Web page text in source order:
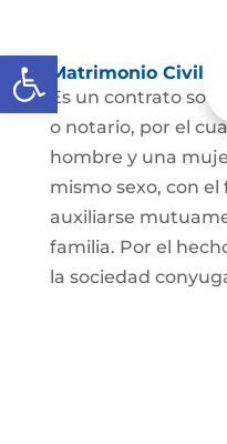
Abrir barra de
Matrimonio Civil
Es un contrato
o notario, por el
hombre y una
mismo sexo, con
auxiliarse
familia. Por el
la sociedad